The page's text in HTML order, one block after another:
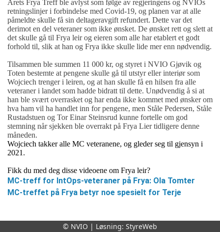
Årets Frya Treff ble avlyst som følge av regjeringens og NVIOs
retningslinjer i forbindelse med Covid-19, og planen var at alle
påmeldte skulle få sin deltageravgift refundert. Dette var det
derimot en del veteraner som ikke ønsket. De ønsket rett og slett at
det skulle gå til Frya leir og eieren som alle har etablert et godt
forhold til, slik at han og Frya ikke skulle lide mer enn nødvendig.
Tilsammen ble summen 11 000 kr, og styret i NVIO Gjøvik og
Toten bestemte at pengene skulle gå til utstyr eller interiør som
Wojciech trenger i leiren, og at han skulle få en hilsen fra alle
veteraner i landet som hadde bidratt til dette. Unødvendig å si at
han ble svært overrasket og har enda ikke kommet med ønsker om
hva ham vil ha handlet inn for pengene, men Ståle Pedersen, Ståle
Rustadstuen og Tor Einar Steinsrud kunne fortelle om god
stemning når sjekken ble overrakt på Frya Lier tidligere denne
måneden.
Wojciech takker alle MC veteranene, og gleder seg til gjensyn i
2021.
Fikk du med deg disse videoene om Frya leir?
MC-treff for IntOps-veteraner på Frya: Ola Tomter
MC-treffet på Frya betyr noe spesielt for Terje
© NVIO | Løsning: StyreWeb